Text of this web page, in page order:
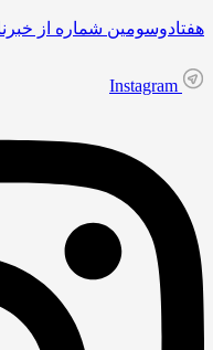
هفتادوسومین شماره از
Instagram